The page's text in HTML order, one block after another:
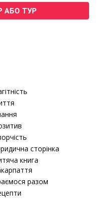
АБО ТУР
сторінка
книга
разом